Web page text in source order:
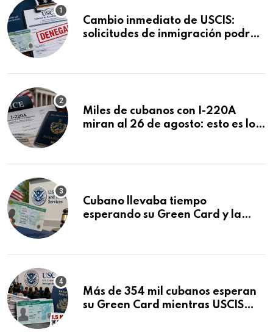
Cambio inmediato de USCIS:
solicitudes de inmigración podrán
Miles de cubanos con I-220A
miran al 26 de agosto: esto es lo
Cubano llevaba tiempo
esperando su Green Card y la
Más de 354 mil cubanos esperan
su Green Card mientras USCIS